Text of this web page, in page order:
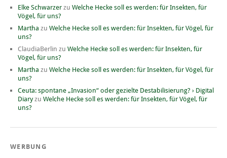
Elke Schwarzer zu Welche Hecke soll es werden: für Insekten, für
Vögel, für uns?
Martha zu Welche Hecke soll es werden: für Insekten, für Vögel, für
uns?
ClaudiaBerlin zu Welche Hecke soll es werden: für Insekten, für
Vögel, für uns?
Martha zu Welche Hecke soll es werden: für Insekten, für Vögel, für
uns?
Ceuta: spontane „Invasion“ oder gezielte Destabilisierung? › Digital
Diaryzu Welche Hecke soll es werden: für Insekten, für Vögel, für
uns?
WERBUNG